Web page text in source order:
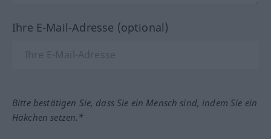
Ihre E-Mail-Adresse (optional)
Bitte bestätigen Sie, dass Sie ein Mensch sind, indem Sie ein
Häkchen setzen.*